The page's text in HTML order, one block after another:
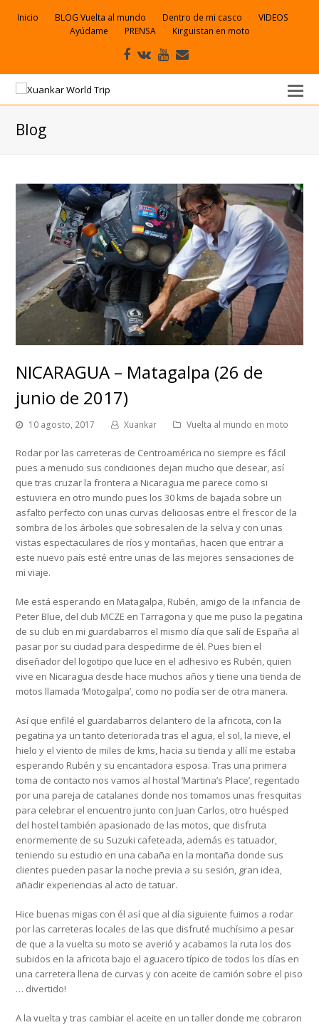
Inicio BLOG Vuelta al mundo Dentro de mi casco
VIDEOS
Ayúdame
PRENSA Kirguistan en moto
Facebook
VK Youtube
electrónico
Blog
NICARAGUA – Matagalpa (26 de
junio de 2017)
10 agosto, 2017 Xuankar Vuelta al mundo en moto
Rodar por las carreteras de Centroamérica no siempre es fácil
pues a menudo sus condiciones dejan mucho que desear, así
que tras cruzar la frontera a Nicaragua me parece como si
estuviera en otro mundo pues los 30 kms de bajada sobre un
asfalto perfecto con unas curvas deliciosas entre el frescor de la
sombra de los árboles que sobresalen de la selva y con unas
vistas espectaculares de ríos y montañas, hacen que entrar a
este nuevo país esté entre unas de las mejores sensaciones de
mi viaje.
Me está esperando en Matagalpa, Rubén, amigo de la infancia de
Peter Blue, del club MCZE en Tarragona y que me puso la pegatina
de su club en mi guardabarros el mismo día que salí de España al
pasar por su ciudad para despedirme de él. Pues bien el
diseñador del logotipo que luce en el adhesivo es Rubén, quien
vive en Nicaragua desde hace muchos años y tiene una tienda de
motos llamada ‘Motogalpa’, como no podía ser de otra manera.
Así que enfilé el guardabarros delantero de la africota, con la
pegatina ya un tanto deteriorada tras el agua, el sol, la nieve, el
hielo y el viento de miles de kms, hacia su tienda y allí me estaba
esperando Rubén y su encantadora esposa. Tras una primera
toma de contacto nos vamos al hostal ‘Martina’s Place’, regentado
por una pareja de catalanes donde nos tomamos unas fresquitas
para celebrar el encuentro junto con Juan Carlos, otro huésped
del hostel también apasionado de las motos, que disfruta
enormemente de su Suzuki cafeteada, además es tatuador,
teniendo su estudio en una cabaña en la montaña donde sus
clientes pueden pasar la noche previa a su sesión, gran idea,
añadir experiencias al acto de tatuar.
Hice buenas migas con él así que al día siguiente fuimos a rodar
por las carreteras locales de las que disfruté muchísimo a pesar
de que a la vuelta su moto se averió y acabamos la ruta los dos
subidos en la africota bajo el aguacero típico de todos los días en
una carretera llena de curvas y con aceite de camión sobre el piso
… divertido!
A la vuelta y tras cambiar el aceite en un taller donde me cobraron